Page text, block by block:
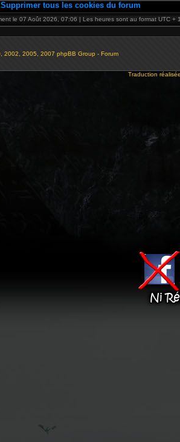
Supprimer tous les cookies du forum
le 07 Août 2026, 07:06 | Les heures sont au format UTC +
2002, 2005, 2007 phpBB Group - Forum
Traduction